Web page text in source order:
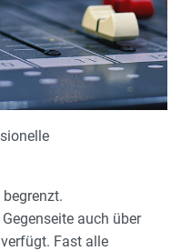
auch über
Fast alle